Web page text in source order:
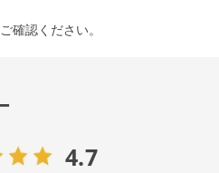
確認ください。
4.7